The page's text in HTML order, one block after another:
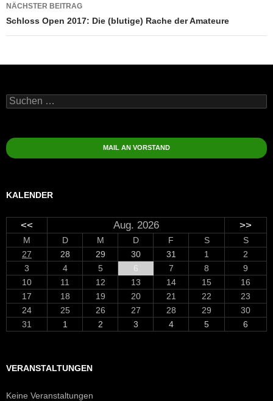
NÄCHSTER BEITRAG
Schloss Open 2017: Die (blutige) Rache der Amateure
Suchen
nach:
MAIL AN VORSTAND
KALENDER
<< Aug. 2026 >>
M D M D F S
S
27
28 29 30 31 1
2
3
4 5 6 7 8
9
10
11 12 13 14 15
16
17
18 19 20 21 22
23
24
25 26 27 28 29
30
31
1 2 3 4 5 6
VERANSTALTUNGEN
Keine Veranstaltungen